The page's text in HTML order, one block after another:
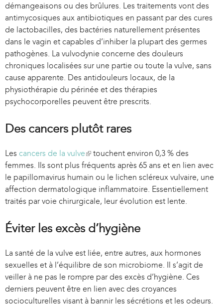
démangeaisons ou des brûlures. Les traitements vont des
antimycosiques aux antibiotiques en passant par des cures
de lactobacilles, des bactéries naturellement présentes
dans le vagin et capables d’inhiber la plupart des germes
pathogènes. La vulvodynie concerne des douleurs
chroniques localisées sur une partie ou toute la vulve, sans
cause apparente. Des antidouleurs locaux, de la
physiothérapie du périnée et des thérapies
psychocorporelles peuvent être prescrits.
Des cancers plutôt rares
Les cancers de la vulve(
l
i
n
k
x
n
touchent environ 0,3 % des
femmes. Ils sont plus fréquents après 65 ans et en lien avec
le papillomavirus humain ou le lichen scléreux vulvaire, une
affection dermatologique inflammatoire. Essentiellement
traités par voie chirurgicale, leur évolution est lente.
Éviter les excès d’hygiène
La santé de la vulve est liée, entre autres, aux hormones
sexuelles et à l’équilibre de son microbiome. Il s’agit de
veiller à ne pas le rompre par des excès d’hygiène. Ces
derniers peuvent être en lien avec des croyances
socioculturelles visant à bannir les sécrétions et les odeurs.